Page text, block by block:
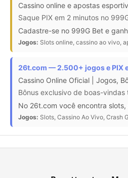
Cassino online e apostas
Saque PIX em 2 minutos no
Cadastre-se no 999G Bet e
Jogos: Slots online, cassino ao vivo,
26t.com — 2.500+ jogos e PIX
Cassino Online Oficial | Jogos,
Bônus exclusivo de boas-vindas
No 26t.com você encontra
Jogos: Slots, Cassino Ao Vivo, Crash